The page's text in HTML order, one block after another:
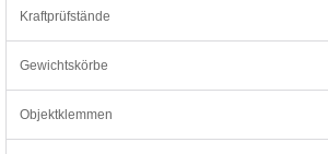
Kraftprüfstände
Gewichtskörbe
Objektklemmen